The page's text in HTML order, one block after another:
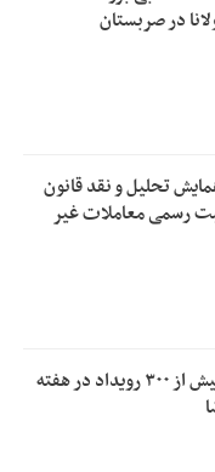
در صربستان
تحلیل و نقد قانون
رسمی معاملات غیر
برگزاری بیش از ۳۰۰ رویداد در هفته